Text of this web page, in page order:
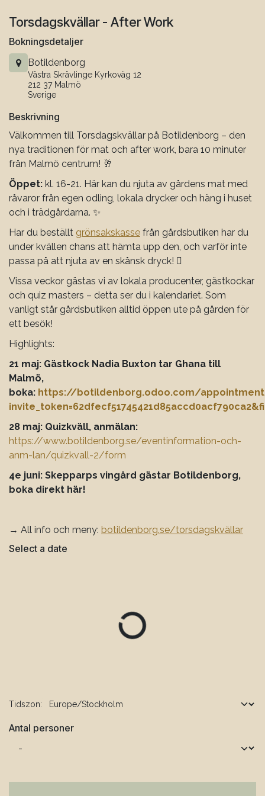
Select a date
Tidszon:
Antal personer
Torsdagskvällar - After Work
Bokningsdetaljer
Botildenborg
Västra Skrävlinge Kyrkoväg 12
212 37 Malmö
Sverige
Beskrivning
Välkommen till Torsdagskvällar på Botildenborg – den
nya traditionen för mat och after work, bara 10 minuter
från Malmö centrum! 🥂
Öppet: kl. 16-21. Här kan du njuta av gårdens mat med
råvaror från egen odling, lokala drycker och häng i huset
och i trädgårdarna. ✨
Har du beställt grönsakskasse från gårdsbutiken har du
under kvällen chans att hämta upp den, och varför inte
passa på att njuta av en skånsk dryck! 🫜
Vissa veckor gästas vi av lokala producenter, gästkockar
och quiz masters – detta ser du i kalendariet. Som
vanligt står gårdsbutiken alltid öppen ute på gården för
ett besök!
Highlights:
21 maj: Gästkock Nadia Buxton tar Ghana till
Malmö,
boka: https://botildenborg.odoo.com/
28 maj: Quizkväll, anmälan:
https://www.botildenborg.se/eventinformation-och-
anm-lan/quizkvall-2/form
4e juni: Skepparps vingård gästar Botildenborg,
boka direkt här!
→ All info och meny: botildenborg.se/torsdagskvällar